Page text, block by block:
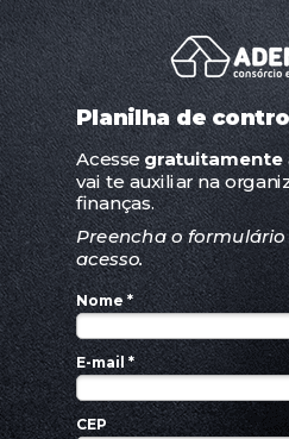
Nome *
E-mail *
CEP
Planilha de
Acessegratuitamente
vai te auxiliar na
finanças.
Preencha o formulário
acesso.